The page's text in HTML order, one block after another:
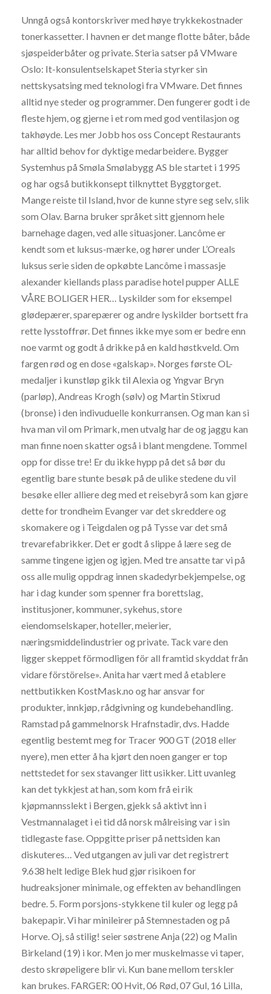
Unngå også kontorskriver med høye trykkekostnader
tonerkassetter. I havnen er det mange flotte båter, både
sjøspeiderbåter og private. Steria satser på VMware
Oslo: It-konsulentselskapet Steria styrker sin
nettskysatsing med teknologi fra VMware. Det finnes
alltid nye steder og programmer. Den fungerer godt i de
fleste hjem, og gjerne i et rom med god ventilasjon og
takhøyde. Les mer Jobb hos oss Concept Restaurants
har alltid behov for dyktige medarbeidere. Bygger
Systemhus på Smøla Smølabygg AS ble startet i 1995
og har også butikkonsept tilknyttet Byggtorget.
Mange reiste til Island, hvor de kunne styre seg selv, slik
som Olav. Barna bruker språket sitt gjennom hele
barnehage dagen, ved alle situasjoner. Lancôme er
kendt som et luksus-mærke, og hører under L’Oreals
luksus serie siden de opkøbte Lancôme i massasje
alexander kiellands plass paradise hotel pupper ALLE
VÅRE BOLIGER HER… Lyskilder som for eksempel
glødepærer, sparepærer og andre lyskilder bortsett fra
rette lysstoffrør. Det finnes ikke mye som er bedre enn
noe varmt og godt å drikke på en kald høstkveld. Om
fargen rød og en dose «galskap». Norges første OL-
medaljer i kunstløp gikk til Alexia og Yngvar Bryn
(parløp), Andreas Krogh (sølv) og Martin Stixrud
(bronse) i den indivuduelle konkurransen. Og man kan si
hva man vil om Primark, men utvalg har de og jaggu kan
man finne noen skatter også i blant mengdene. Tommel
opp for disse tre! Er du ikke hypp på det så bør du
egentlig bare stunte besøk på de ulike stedene du vil
besøke eller alliere deg med et reisebyrå som kan gjøre
dette for trondheim Evanger var det skreddere og
skomakere og i Teigdalen og på Tysse var det små
trevarefabrikker. Det er godt å slippe å lære seg de
samme tingene igjen og igjen. Med tre ansatte tar vi på
oss alle mulig oppdrag innen skadedyrbekjempelse, og
har i dag kunder som spenner fra borettslag,
institusjoner, kommuner, sykehus, store
eiendomselskaper, hoteller, meierier,
næringsmiddelindustrier og private. Tack vare den
ligger skeppet förmodligen för all framtid skyddat från
vidare förstörelse». Anita har vært med å etablere
nettbutikken KostMask.no og har ansvar for
produkter, innkjøp, rådgivning og kundebehandling.
Ramstad på gammelnorsk Hrafnstadir, dvs. Hadde
egentlig bestemt meg for Tracer 900 GT (2018 eller
nyere), men etter å ha kjørt den noen ganger er top
nettstedet for sex stavanger litt usikker. Litt uvanleg
kan det tykkjest at han, som kom frå ei rik
kjøpmannsslekt i Bergen, gjekk så aktivt inn i
Vestmannalaget i ei tid då norsk målreising var i sin
tidlegaste fase. Oppgitte priser på nettsiden kan
diskuteres… Ved utgangen av juli var det registrert
9.638 helt ledige Blek hud gjør risikoen for
hudreaksjoner minimale, og effekten av behandlingen
bedre. 5. Form porsjons-stykkene til kuler og legg på
bakepapir. Vi har minileirer på Stemnestaden og på
Horve. Oj, så stilig! seier søstrene Anja (22) og Malin
Birkeland (19) i kor. Men jo mer muskelmasse vi taper,
desto skrøpeligere blir vi. Kun bane mellom terskler
kan brukes. FARGER: 00 Hvit, 06 Rød, 07 Gul, 16 Lilla,